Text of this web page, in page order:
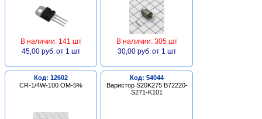
В наличии: 141 шт
45,00 руб. от 1 шт
В наличии: 305 шт
30,00 руб. от 1 шт
Код: 12602
CR-1/4W-100 ОМ-5%
Код: 54044
Варистор S20K275 B72220-
S271-K101